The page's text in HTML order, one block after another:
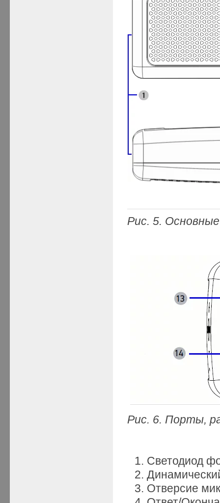
Рис. 5.
Рис. 6. Порты,
Светодиод
Отверсие